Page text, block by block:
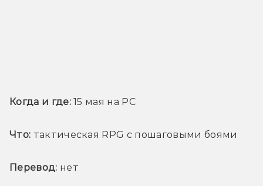
Когда и где: 15 мая на PC
Что: тактическая RPG с пошаговыми боями
Перевод: нет